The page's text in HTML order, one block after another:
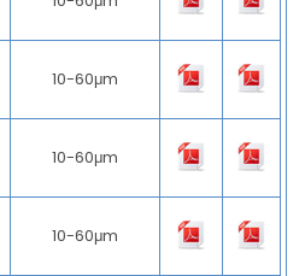
10-60μm
10-60μm
10-60μm